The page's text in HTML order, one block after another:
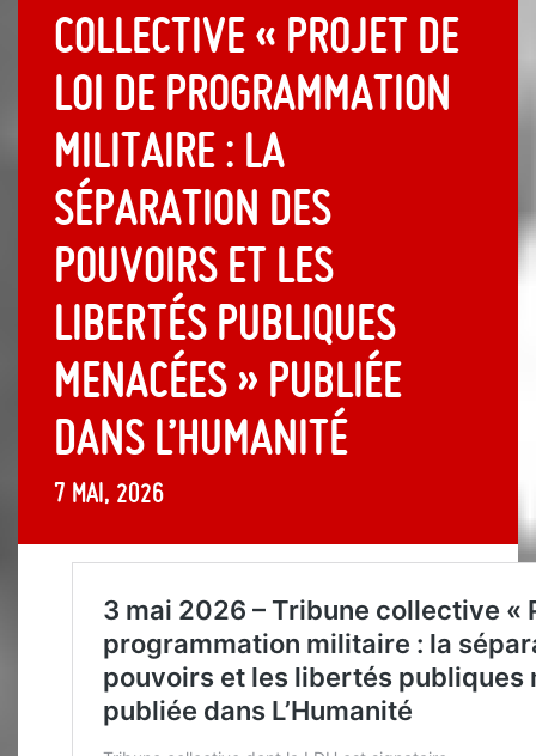
collective « Projet de
loi de programmation
militaire : la
séparation des
pouvoirs et les
libertés publiques
menacées » publiée
dans L’Humanité
7 mai, 2026